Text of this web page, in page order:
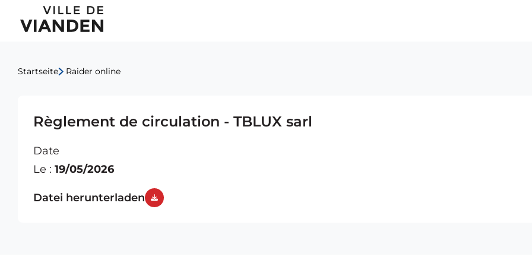
Hauptnavigationsmenü
Startseite Raider online
Règlement de circulation - TBLUX sarl
Date
Le : 19/05/2026
Datei herunterladen